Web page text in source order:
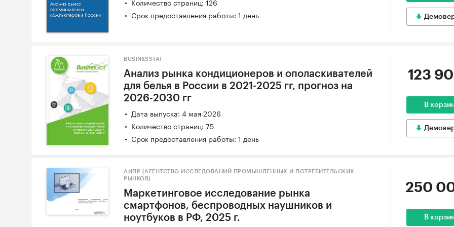
Срок предоставления работы: 1 день
BUSINESSTAT
Анализ рынка кондиционеров и ополаскивателей
для белья в России в 2021-2025 гг, прогноз на
2026-2030 гг
Дата выпуска: 4 мая 2026
Количество страниц: 75
Срок предоставления работы: 1 день
123
В
АИПР (АГЕНТСТВО ИССЛЕДОВАНИЙ ПРОМЫШЛЕННЫХ И ПОТРЕБИТЕЛЬСКИХ
РЫНКОВ)
Маркетинговое исследование рынка
смартфонов, беспроводных наушников и
ноутбуков в РФ, 2025 г.
250
В